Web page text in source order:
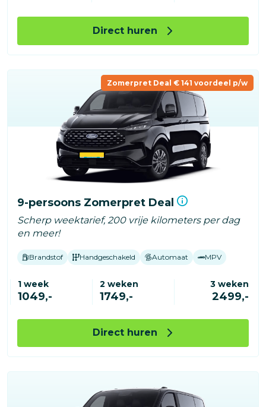
Direct huren
Zomerpret Deal € 141 voordeel p/w
9-persoons Zomerpret Deal
Scherp weektarief, 200 vrije kilometers per dag
en meer!
Brandstof Handgeschakeld Automaat MPV
1 week
1049,-
2 weken
1749,-
3 weken
2499,-
Direct huren